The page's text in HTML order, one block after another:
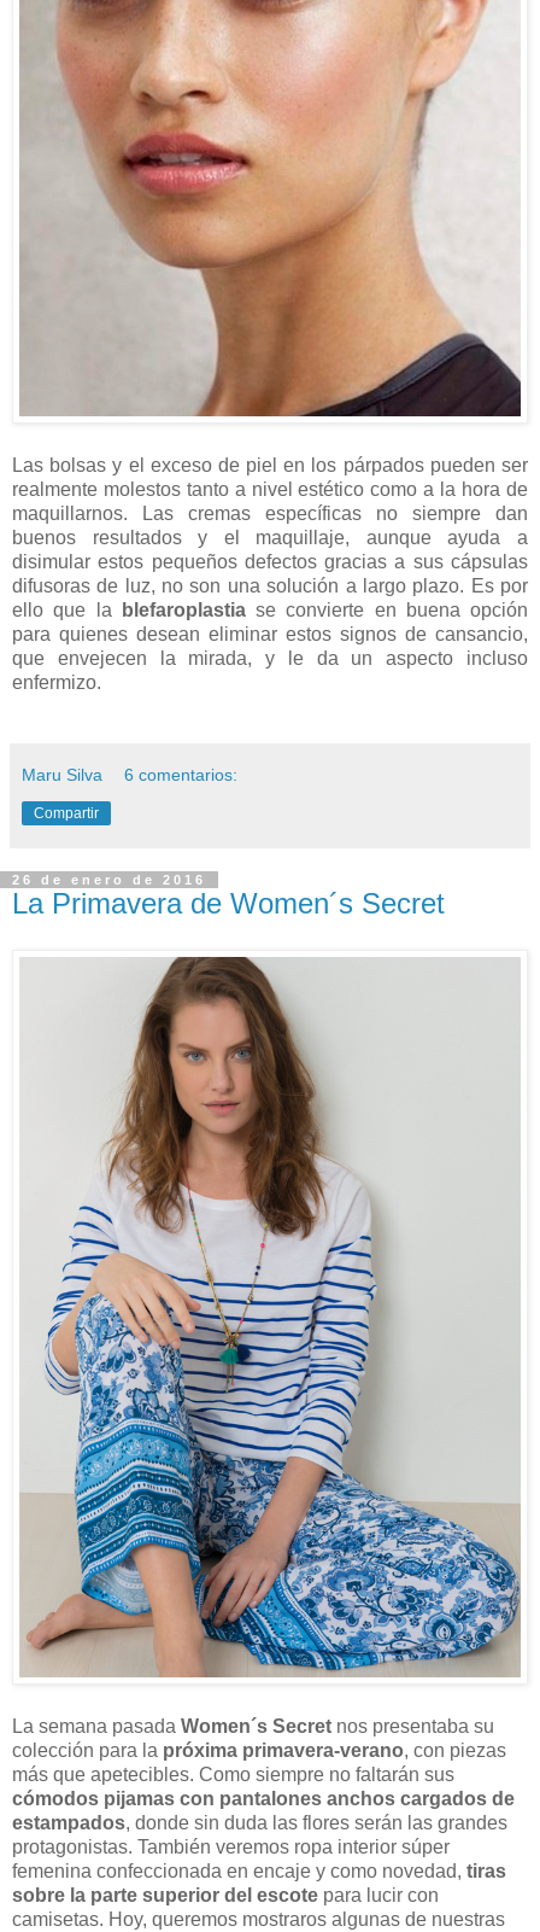
Las bolsas y el exceso de piel en los párpados pueden ser
realmente molestos tanto a nivel estético como a la hora de
maquillarnos. Las cremas específicas no siempre dan
buenos resultados y el maquillaje, aunque ayuda a
disimular estos pequeños defectos gracias a sus cápsulas
difusoras de luz, no son una solución a largo plazo. Es por
ello que la
blefaroplastiase convierte en buena opción
para quienes desean eliminar estos signos de cansancio,
que envejecen la mirada, y le da un aspecto incluso
enfermizo.
Maru Silva 6 comentarios:
Compartir
26 de enero de 2016
La Primavera de Women´s Secret
La semana pasada Women´s Secret nos presentaba su
colección para la próxima primavera-verano, con piezas
más que apetecibles. Como siempre no faltarán sus
cómodos pijamas con pantalones anchos cargados de
estampados, donde sin duda las flores serán las grandes
protagonistas. También veremos ropa interior súper
femenina confeccionada en encaje y como novedad, tiras
sobre la parte superior del escote para lucir con
camisetas. Hoy, queremos mostraros algunas de nuestras